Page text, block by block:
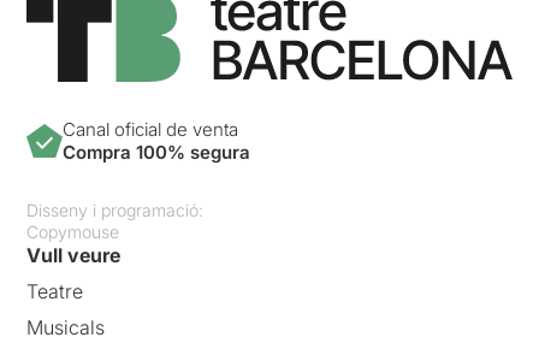
Canal oficial de venta
Compra 100% segura
Disseny i programació:
Copymouse
Vull veure
Teatre
Musicals